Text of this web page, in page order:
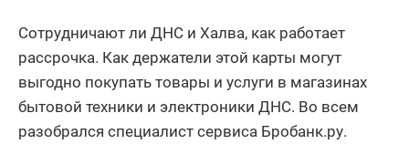
Сотрудничают ли ДНС и Халва, как работает
рассрочка. Как держатели этой карты могут
выгодно покупать товары и услуги в магазинах
бытовой техники и электроники ДНС. Во всем
разобрался специалист сервиса Бробанк.ру.